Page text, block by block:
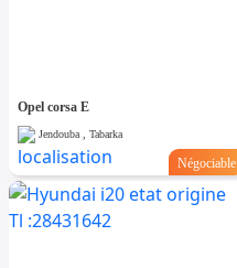
Opel corsa E
Jendouba , Tabarka
Négociable